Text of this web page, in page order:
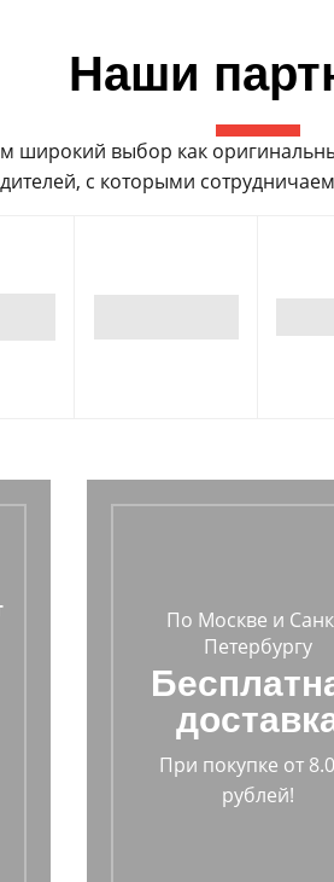
Наши
широкий выбор как
с которыми
По Москве и
Петербургу
При покупке от
рублей!